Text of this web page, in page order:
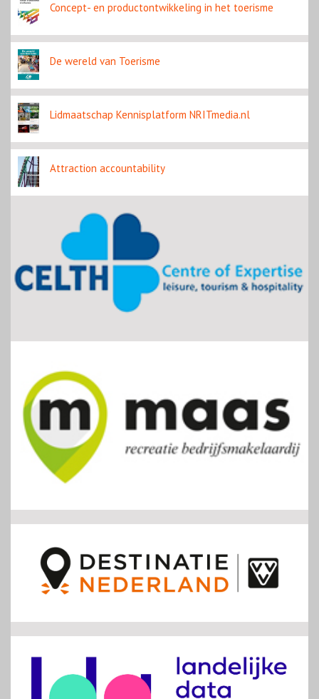
Concept- en productontwikkeling in het toerisme
De wereld van Toerisme
Lidmaatschap Kennisplatform NRITmedia.nl
Attraction accountability